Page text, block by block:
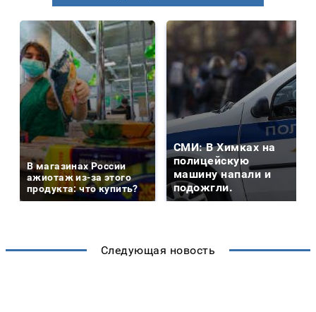
В магазинах России
ажиотаж из-за этого
продукта: что купить?
СМИ: В Химках на
полицейскую
машину напали и
подожгли.
Следующая новость